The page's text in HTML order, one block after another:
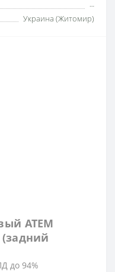
--
Украина (Житомир)
АТЕМ
до 94%